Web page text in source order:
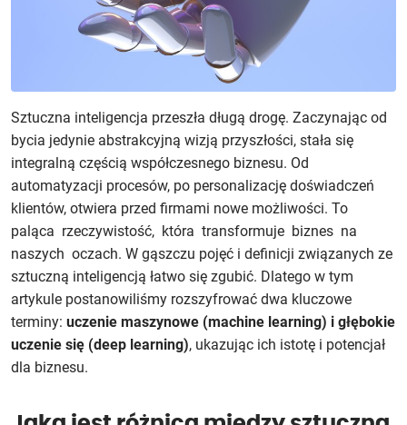
Sztuczna inteligencja przeszła długą drogę. Zaczynając od
bycia jedynie abstrakcyjną wizją przyszłości, stała się
integralną częścią współczesnego biznesu. Od
automatyzacji procesów, po personalizację doświadczeń
klientów, otwiera przed firmami nowe możliwości. To
paląca rzeczywistość, która transformuje biznes na
naszych oczach. W gąszczu pojęć i definicji związanych ze
sztuczną inteligencją łatwo się zgubić. Dlatego w tym
artykule postanowiliśmy rozszyfrować dwa kluczowe
terminy: uczenie maszynowe (machine learning) i głębokie
uczenie się (deep learning), ukazując ich istotę i potencjał
dla biznesu.